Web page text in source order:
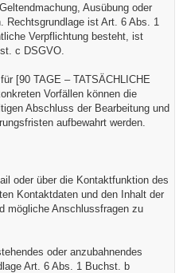
Ausübung oder
Rechtsgrundlage ist Art. 6 Abs. 1
Verpflichtung besteht, ist
c DSGVO.
[90 TAGE – TATSÄCHLICHE
Vorfällen können die
Abschluss der Bearbeitung und
aufbewahrt werden.
oder über die Kontaktfunktion des
Kontaktdaten und den Inhalt der
mögliche Anschlussfragen zu
oder anzubahnendes
Art. 6 Abs. 1 Buchst. b